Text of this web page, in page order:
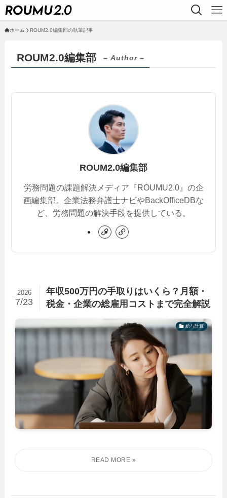
ホーム ROUM2.0編集部の執筆記事
ROUM2.0編集部 – Author –
ROUM2.0編集部
労務問題の課題解決メディア『ROUMU2.0』の企
画編集部。企業法務弁護士ナビやBackOfficeDBな
ど、労務問題の解決手段を提供している。
年収500万円の手取りはいくら？月額・
税金・企業の総雇用コストまで完全解説
2026
7/23
給与計算